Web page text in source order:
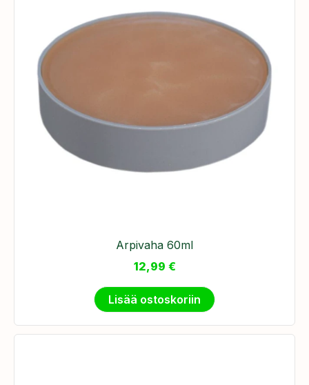
Arpivaha 60ml
12,99 €
Lisää ostoskoriin